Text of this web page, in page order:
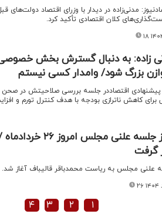
مدنی‌زاده در دیدار با وزرای اقتصاد
کلان اقتصادی تأکید کرد.
زاده: به دنبال گسترش بخش
بزرگ شود/ وامدار کسی نیستم
پیشنهادی اقتصاددر جلسه بررسی صلاحیتش در صحن
برای کاهش ناترازی بودجه با هدف کنترل تورم و
آغاز جلسه
گرفت
علنی مجلس به ریاست محمدباقر قالیباف آغاز شد.
۱ ۲ ۳ ۴